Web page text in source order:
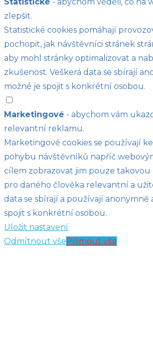
Statistické - abychom věděli, co na
zlepšit.
Statistické cookies pomáhají
pochopit, jak návštěvníci stránek
aby mohl stránky optimalizovat a
zkušenost. Veškerá data se sbírají
možné je spojit s konkrétní osobou.
Marketingové - abychom vám
relevantní reklamu.
Marketingové cookies se používají
pohybu návštěvníků napříč
cílem zobrazovat jim pouze takovou
pro daného člověka relevantní a
data se sbírají a používají anonymně
spojit s konkrétní osobou.
Uložit nastavení
Odmítnout vše Přijmout vše